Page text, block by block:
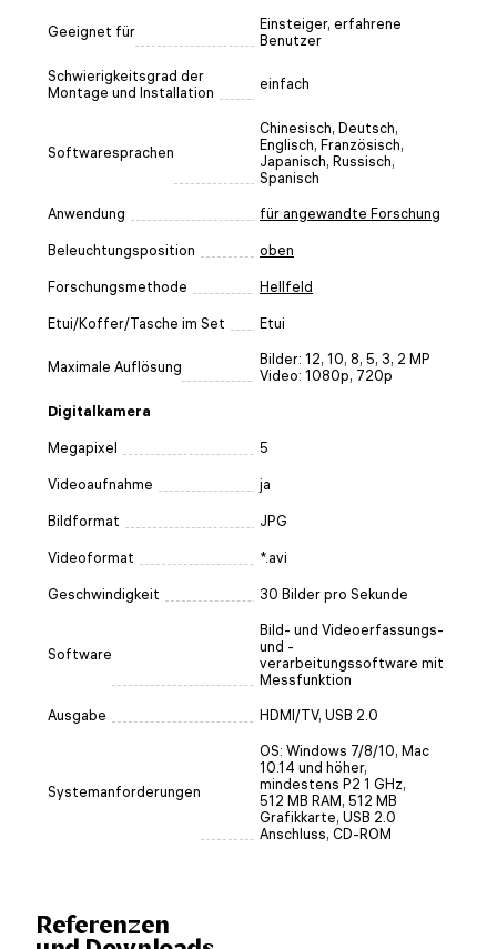
Geeignet für
Einsteiger, erfahrene
Benutzer
Schwierigkeitsgrad der
Montage und Installation
einfach
Softwaresprachen
Chinesisch, Deutsch,
Englisch, Französisch,
Japanisch, Russisch,
Spanisch
Anwendung für angewandte Forschung
Beleuchtungsposition oben
Forschungsmethode Hellfeld
Etui/Koffer/Tasche im Set Etui
Maximale Auflösung
Bilder: 12, 10, 8, 5, 3, 2 MP
Video: 1080p, 720p
Digitalkamera
Megapixel 5
Videoaufnahme ja
Bildformat JPG
Videoformat *.avi
Geschwindigkeit 30 Bilder pro Sekunde
Software
Bild- und Videoerfassungs-
und -
verarbeitungssoftware mit
Messfunktion
Ausgabe HDMI/TV, USB 2.0
Systemanforderungen
OS: Windows 7/8/10, Mac
10.14 und höher,
mindestens P2 1 GHz,
512 MB RAM, 512 MB
Grafikkarte, USB 2.0
Anschluss, CD-ROM
Referenzen